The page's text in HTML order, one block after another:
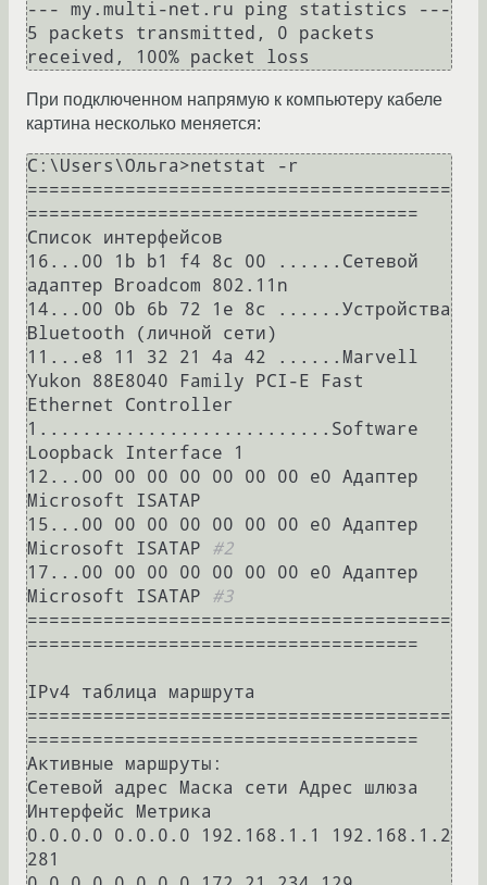
--- my.multi-net.ru ping statistics ---
5 packets transmitted, 0 packets
При подключенном напрямую к компьютеру кабеле
картина несколько меняется:
C:\Users\Ольга>netstat -r
=======================================
====================================
Список интерфейсов
16...00 1b b1 f4 8c 00 ......Сетевой
адаптер Broadcom 802.11n
14...00 0b 6b 72 1e 8c ......Устройства
Bluetooth (личной сети)
11...e8 11 32 21 4a 42 ......Marvell
Yukon 88E8040 Family PCI-E Fast
Ethernet Controller
1...........................Software
Loopback Interface 1
12...00 00 00 00 00 00 00 e0 Адаптер
Microsoft ISATAP
15...00 00 00 00 00 00 00 e0 Адаптер
Microsoft ISATAP #2
17...00 00 00 00 00 00 00 e0 Адаптер
Microsoft ISATAP #3
=======================================
====================================
IPv4 таблица маршрута
=======================================
====================================
Активные маршруты:
Сетевой адрес Маска сети Адрес шлюза
Интерфейс Метрика
0.0.0.0 0.0.0.0 192.168.1.1 192.168.1.2
281